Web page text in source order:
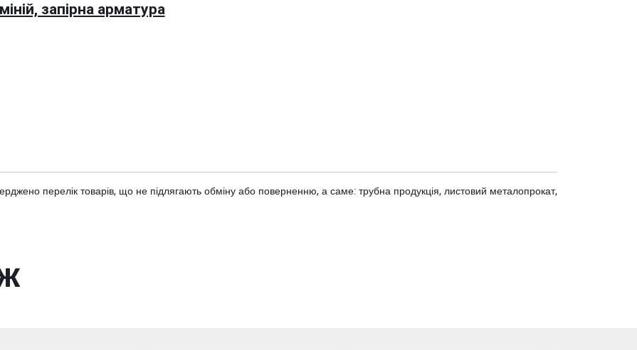
запірна арматура
перелік товарів, що не підлягають обміну або поверненню, а саме: трубна продукція, листовий металопрокат,